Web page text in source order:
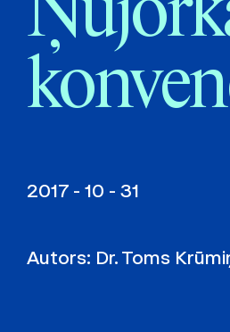
2017 - 10 - 31
Autors: Dr. Toms